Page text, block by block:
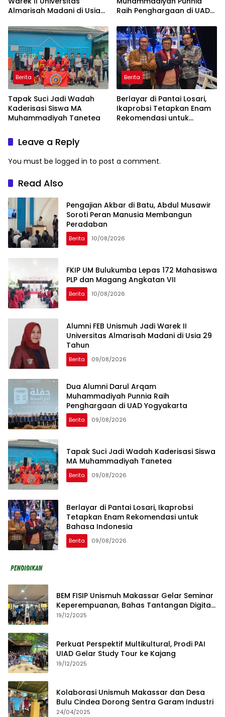
Almarisah Madani di Usia
Raih Penghargaan di UAD
Berita
Tapak Suci Jadi Wadah
Kaderisasi Siswa MA
Muhammadiyah Tanetea
Berita
Berlayar di Pantai Losari,
Ikaprobsi Tetapkan Enam
Rekomendasi untuk
Leave a Reply
You must be logged in to post a comment.
Read Also
Pengajian Akbar di Batu, Abdul Musawir
Soroti Peran Manusia Membangun
Peradaban
Berita 10/08/2026
FKIP UM Bulukumba Lepas 172 Mahasiswa
PLP dan Magang Angkatan VII
Berita 10/08/2026
Alumni FEB Unismuh Jadi Warek II
Universitas Almarisah Madani di Usia 29
Tahun
Berita 09/08/2026
Dua Alumni Darul Arqam
Muhammadiyah Punnia Raih
Penghargaan di UAD Yogyakarta
Berita 09/08/2026
Tapak Suci Jadi Wadah Kaderisasi Siswa
MA Muhammadiyah Tanetea
Berita 09/08/2026
Berlayar di Pantai Losari, Ikaprobsi
Tetapkan Enam Rekomendasi untuk
Bahasa Indonesia
Berita 09/08/2026
BEM FISIP Unismuh Makassar Gelar Seminar
Keperempuanan, Bahas Tantangan Digital
dan Budaya Lokal
19/12/2025
Perkuat Perspektif Multikultural, Prodi PAI
UIAD Gelar Study Tour ke Kajang
19/12/2025
Kolaborasi Unismuh Makassar dan Desa
Bulu Cindea Dorong Sentra Garam Industri
24/04/2025